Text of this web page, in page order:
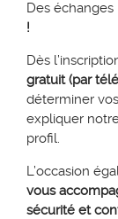
Des
!
Dès
gratuit (par
déterminer
expliquer
profil.
L’occasion
vous
sécurité et